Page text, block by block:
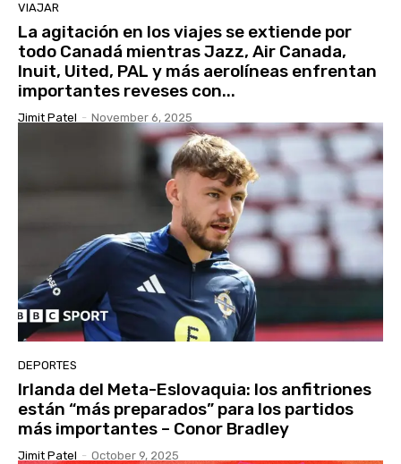
VIAJAR
La agitación en los viajes se extiende por
todo Canadá mientras Jazz, Air Canada,
Inuit, Uited, PAL y más aerolíneas enfrentan
importantes reveses con...
Jimit Patel - November 6, 2025
DEPORTES
Irlanda del Meta-Eslovaquia: los anfitriones
están “más preparados” para los partidos
más importantes – Conor Bradley
Jimit Patel - October 9, 2025